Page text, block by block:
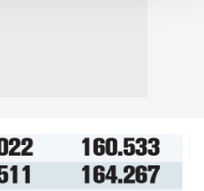
olan çerezler bilgi
amacıyla